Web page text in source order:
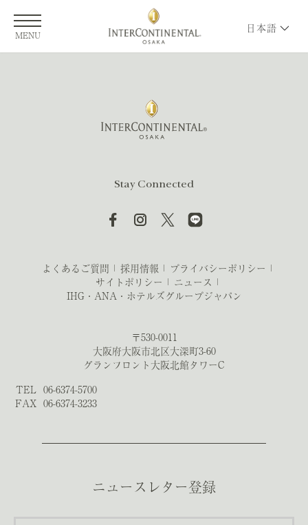
MENU
日本語
Stay Connected
よくあるご質問 採用情報
プライバシーポリシー
サイトポリシー
ニュース
IHG・ANA・ホテルズグループジャパン
〒530-0011
大阪府大阪市北区大深町3-60
グランフロント大阪北館タワーC
TEL 06-6374-5700
FAX 06-6374-3233
ニュースレター登録